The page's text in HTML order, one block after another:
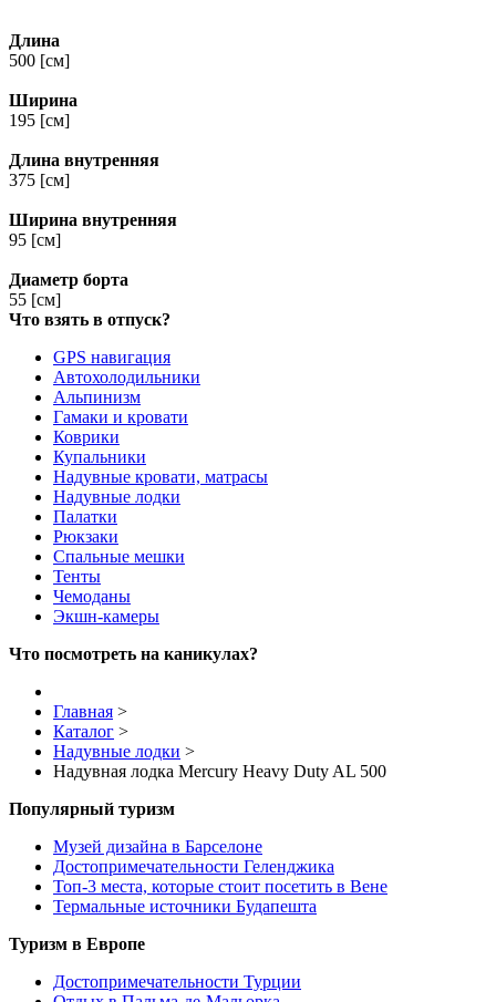
Длина
500 [см]
Ширина
195 [см]
Длина внутренняя
375 [см]
Ширина внутренняя
95 [см]
Диаметр борта
55 [см]
Что взять в отпуск?
GPS навигация
Автохолодильники
Альпинизм
Гамаки и кровати
Коврики
Купальники
Надувные кровати, матрасы
Надувные лодки
Палатки
Рюкзаки
Спальные мешки
Тенты
Чемоданы
Экшн-камеры
Что посмотреть на каникулах?
Главная >
Каталог >
Надувные лодки >
Надувная лодка Mercury Heavy Duty AL 500
Популярный туризм
Музей дизайна в Барселоне
Достопримечательности Геленджика
Топ-3 места, которые стоит посетить в Вене
Термальные источники Будапешта
Туризм в Европе
Достопримечательности Турции